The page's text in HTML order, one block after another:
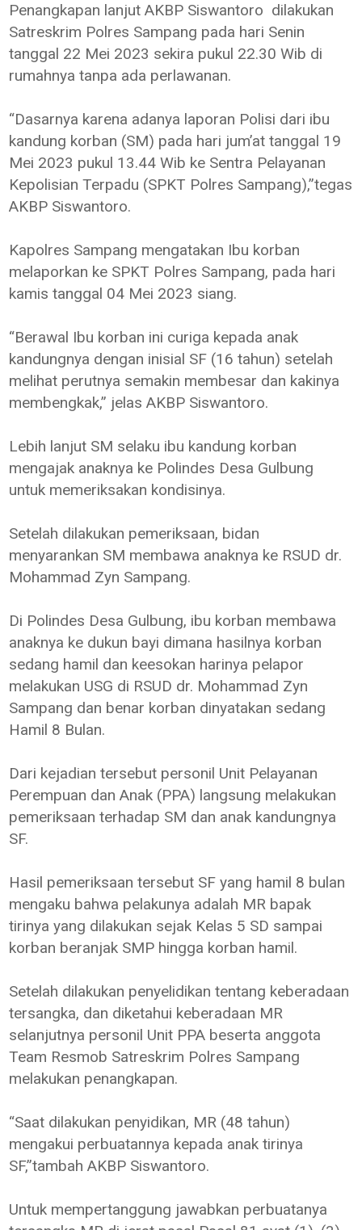
Penangkapan lanjut AKBP Siswantoro dilakukan
Satreskrim Polres Sampang pada hari Senin
tanggal 22 Mei 2023 sekira pukul 22.30 Wib di
rumahnya tanpa ada perlawanan.
“Dasarnya karena adanya laporan Polisi dari ibu
kandung korban (SM) pada hari jum’at tanggal 19
Mei 2023 pukul 13.44 Wib ke Sentra Pelayanan
Kepolisian Terpadu (SPKT Polres Sampang),”tegas
AKBP Siswantoro.
Kapolres Sampang mengatakan Ibu korban
melaporkan ke SPKT Polres Sampang, pada hari
kamis tanggal 04 Mei 2023 siang.
“Berawal Ibu korban ini curiga kepada anak
kandungnya dengan inisial SF (16 tahun) setelah
melihat perutnya semakin membesar dan kakinya
membengkak,” jelas AKBP Siswantoro.
Lebih lanjut SM selaku ibu kandung korban
mengajak anaknya ke Polindes Desa Gulbung
untuk memeriksakan kondisinya.
Setelah dilakukan pemeriksaan, bidan
menyarankan SM membawa anaknya ke RSUD dr.
Mohammad Zyn Sampang.
Di Polindes Desa Gulbung, ibu korban membawa
anaknya ke dukun bayi dimana hasilnya korban
sedang hamil dan keesokan harinya pelapor
melakukan USG di RSUD dr. Mohammad Zyn
Sampang dan benar korban dinyatakan sedang
Hamil 8 Bulan.
Dari kejadian tersebut personil Unit Pelayanan
Perempuan dan Anak (PPA) langsung melakukan
pemeriksaan terhadap SM dan anak kandungnya
SF.
Hasil pemeriksaan tersebut SF yang hamil 8 bulan
mengaku bahwa pelakunya adalah MR bapak
tirinya yang dilakukan sejak Kelas 5 SD sampai
korban beranjak SMP hingga korban hamil.
Setelah dilakukan penyelidikan tentang keberadaan
tersangka, dan diketahui keberadaan MR
selanjutnya personil Unit PPA beserta anggota
Team Resmob Satreskrim Polres Sampang
melakukan penangkapan.
“Saat dilakukan penyidikan, MR (48 tahun)
mengakui perbuatannya kepada anak tirinya
SF,”tambah AKBP Siswantoro.
Untuk mempertanggung jawabkan perbuatanya